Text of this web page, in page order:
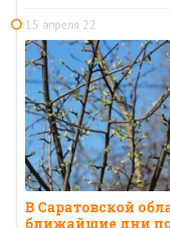
15 апреля 22
В Саратовской
ближайшие дни